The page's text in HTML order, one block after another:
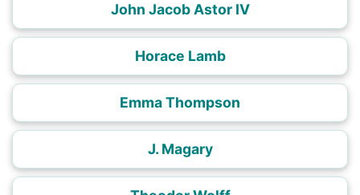
John Jacob Astor IV
Horace Lamb
Emma Thompson
J. Magary